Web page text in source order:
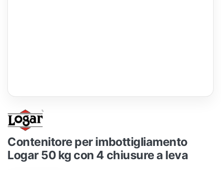
Contenitore per imbottigliamento
Logar 50 kg con 4 chiusure a leva